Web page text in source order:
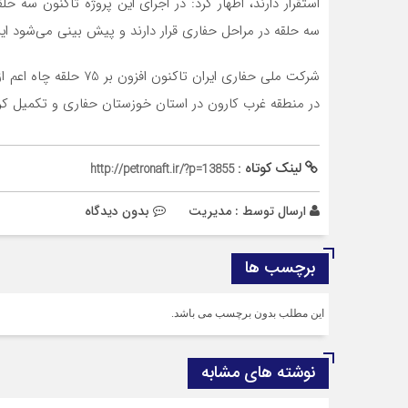
سه حلقه در مراحل حفاری قرار دارند و پیش‌ بینی می‌شود
شرکت ملی حفاری
در منطقه غرب کارون در استان خوزستان حفاری و تکمیل
لینک کوتاه :http://petronaft.ir/?p=13855
ارسال توسط : مدیریت بدون دیدگاه
برچسب ها
این مطلب بدون برچسب می باشد.
نوشته های مشابه